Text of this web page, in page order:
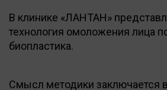
В клинике «ЛАНТАН»
технология омоложения лица
биопластика.
Смысл методики заключается